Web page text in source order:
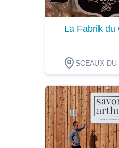
La Fabrik du
SCEAUX-
Dégustation